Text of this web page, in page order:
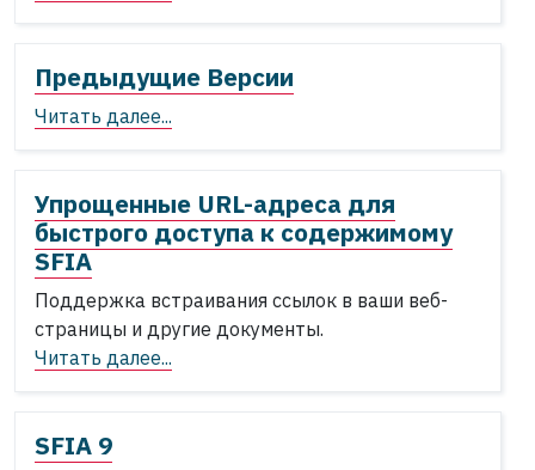
Предыдущие Версии
Читать далее...
Упрощенные URL-адреса для
быстрого доступа к содержимому
SFIA
Поддержка встраивания ссылок в ваши веб-
страницы и другие документы.
Читать далее...
SFIA 9